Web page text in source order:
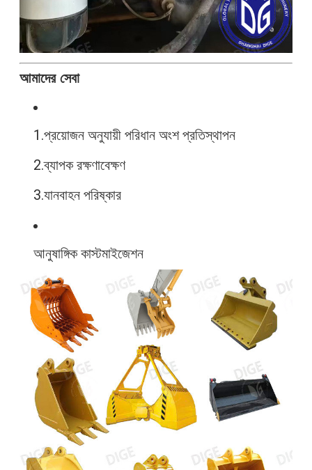
আমাদের সেবা
1.প্রয়োজন অনুযায়ী পরিধান অংশ প্রতিস্থাপন
2.ব্যাপক রক্ষণাবেক্ষণ
3.যানবাহন পরিষ্কার
আনুষাঙ্গিক কাস্টমাইজেশন